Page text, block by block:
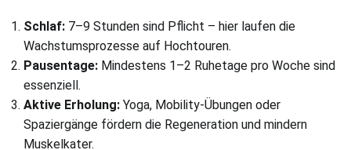
Schlaf: 7–9 Stunden sind Pflicht – hier laufen die
Wachstumsprozesse auf Hochtouren.
Pausentage: Mindestens 1–2 Ruhetage pro Woche sind
essenziell.
Aktive Erholung: Yoga, Mobility-Übungen oder
Spaziergänge fördern die Regeneration und mindern
Muskelkater.